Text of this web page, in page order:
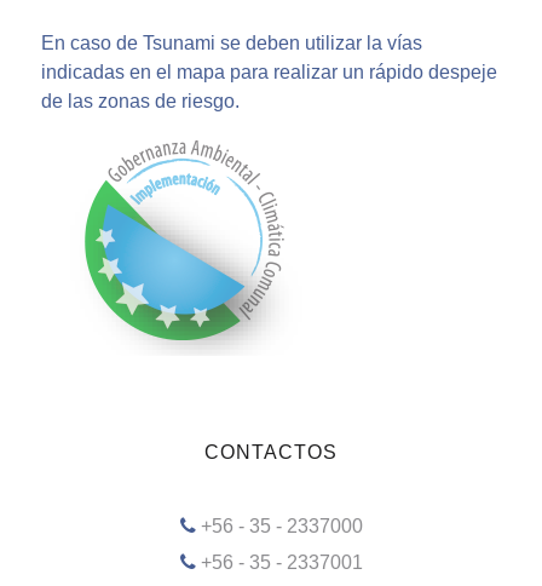
En caso de Tsunami se deben utilizar la vías
indicadas en el mapa para realizar un rápido despeje
de las zonas de riesgo.
CONTACTOS
+56 - 35 - 2337000
+56 - 35 - 2337001